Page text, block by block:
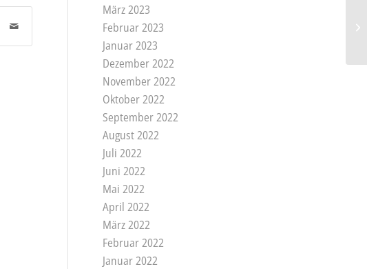
März 2023
Februar 2023
Januar 2023
Dezember 2022
November 2022
Oktober 2022
September 2022
August 2022
Juli 2022
Juni 2022
Mai 2022
April 2022
März 2022
Februar 2022
Januar 2022